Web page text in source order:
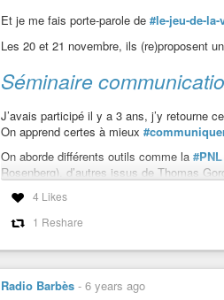
Et je me fais porte-parole de #le-jeu-de-la-
Les 20 et 21 novembre, ils (re)proposent
Séminaire
J’avais participé il y a 3 ans, j’y retourne
On apprend certes à mieux
On aborde différents outils comme la #PNL
Rosenberg), d’autres issus de Thomas
C’est très enrichissant, que ce soit
sont mes forces et mes faiblesses et je
#développement-personnel
4 Likes
1 Reshare
Radio Barbès - 6 years ago